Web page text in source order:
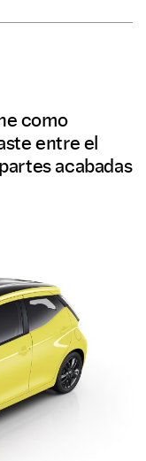
como
entre el
acabadas